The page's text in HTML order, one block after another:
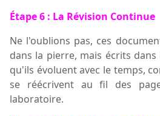
Étape 6 : La Révision Continue
Ne l'oublions pas, ces
dans la pierre, mais écrits dans
qu'ils évoluent avec le temps,
se réécrivent au fil des
laboratoire.